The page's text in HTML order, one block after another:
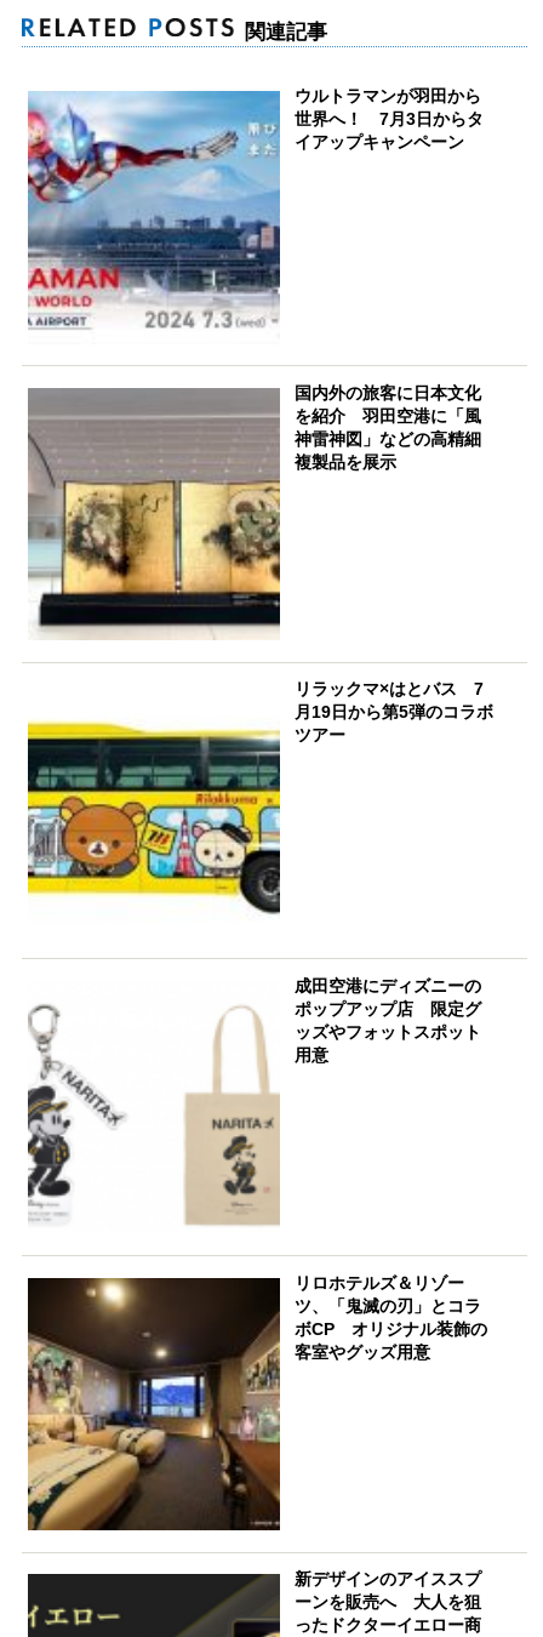
関連記事
ウルトラマンが羽田から
世界へ！ 7月3日からタ
イアップキャンペーン
国内外の旅客に日本文化
を紹介 羽田空港に「風
神雷神図」などの高精細
複製品を展示
リラックマ×はとバス 7
月19日から第5弾のコラボ
ツアー
成田空港にディズニーの
ポップアップ店 限定グ
ッズやフォットスポット
用意
リロホテルズ＆リゾー
ツ、「鬼滅の刃」とコラ
ボCP オリジナル装飾の
客室やグッズ用意
新デザインのアイススプ
ーンを販売へ 大人を狙
ったドクターイエロー商